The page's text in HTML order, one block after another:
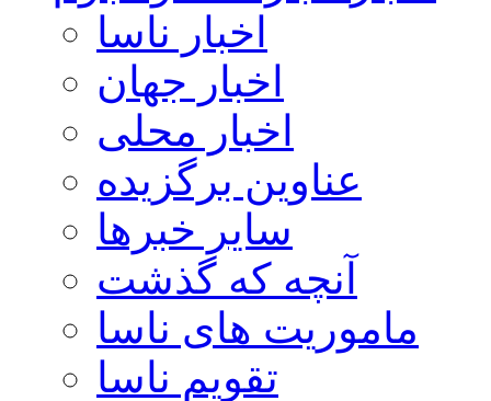
اخبار ناسا
اخبار جهان
اخبار محلی
عناوین برگزیده
سایر خبرها
آنچه که گذشت
ماموریت های ناسا
تقویم ناسا